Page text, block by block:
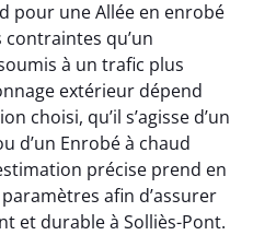
pour une Allée en enrobé
contraintes qu’un
à un trafic plus
extérieur dépend
choisi, qu’il s’agisse d’un
d’un Enrobé à chaud
précise prend en
afin d’assurer
et durable à Solliès-Pont.